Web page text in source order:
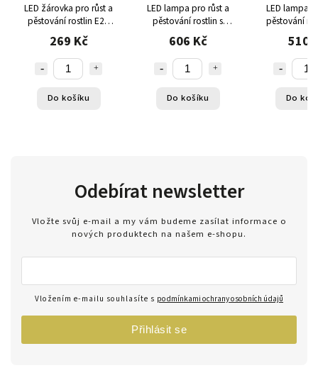
LED žárovka pro růst a
pěstování rostlin E27
10W
269 Kč
Do košíku
LED lampa pro růst a
pěstování rostlin s
časovačem 4 ks
606 Kč
Do košíku
LED lampa
pěstování
LED
510
Do
Odebírat newsletter
Vložte svůj e-mail a my vám budeme zasílat informace o
nových produktech na našem e-shopu.
Vložením e-mailu souhlasíte s podmínkami ochrany osobních údajů
Přihlásit se